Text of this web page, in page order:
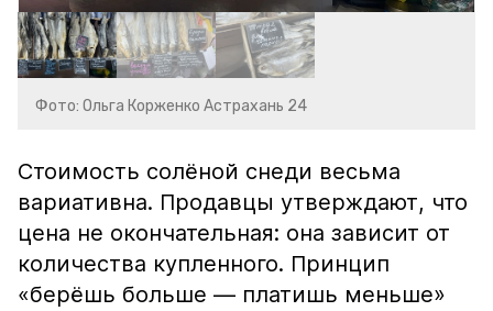
Фото: Ольга Корженко Астрахань 24
Стоимость солёной снеди весьма
вариативна. Продавцы утверждают, что
цена не окончательная: она зависит от
количества купленного. Принцип
«берёшь больше — платишь меньше»